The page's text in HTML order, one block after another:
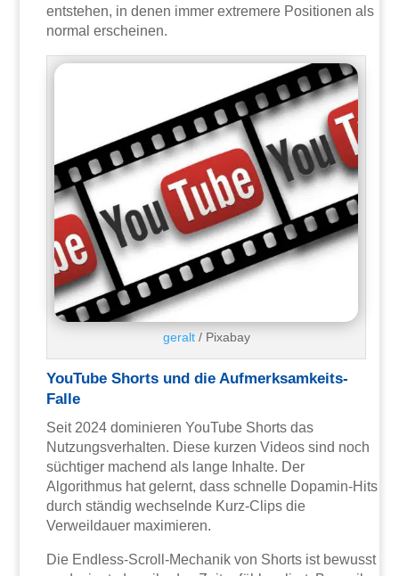
entstehen, in denen immer extremere Positionen als
normal erscheinen.
geralt/ Pixabay
YouTube Shorts und die Aufmerksamkeits-
Falle
Seit 2024 dominieren YouTube Shorts das
Nutzungsverhalten. Diese kurzen Videos sind noch
süchtiger machend als lange Inhalte. Der
Algorithmus hat gelernt, dass schnelle Dopamin-Hits
durch ständig wechselnde Kurz-Clips die
Verweildauer maximieren.
Die Endless-Scroll-Mechanik von Shorts ist bewusst